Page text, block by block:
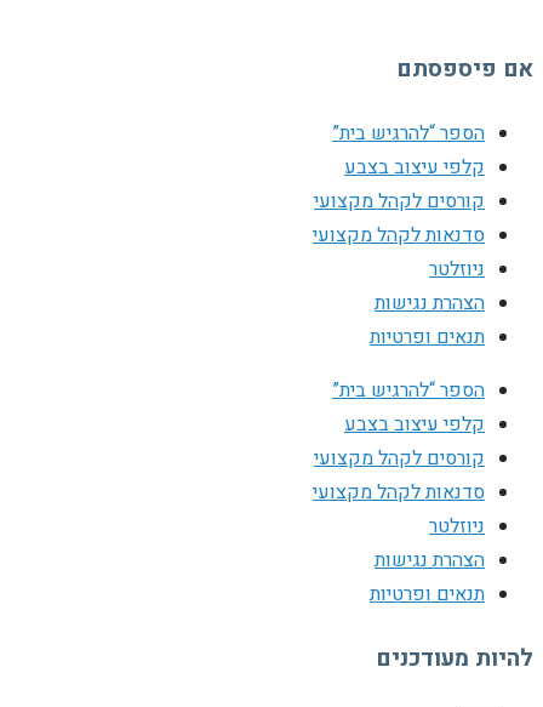
אם פיספסתם
הספר “להרגיש בית”
קלפי עיצוב בצבע
קורסים לקהל מקצועי
סדנאות לקהל מקצועי
ניוזלטר
הצהרת נגישות
תנאים ופרטיות
הספר “להרגיש בית”
קלפי עיצוב בצבע
קורסים לקהל מקצועי
סדנאות לקהל מקצועי
ניוזלטר
הצהרת נגישות
תנאים ופרטיות
להיות מעודכנים